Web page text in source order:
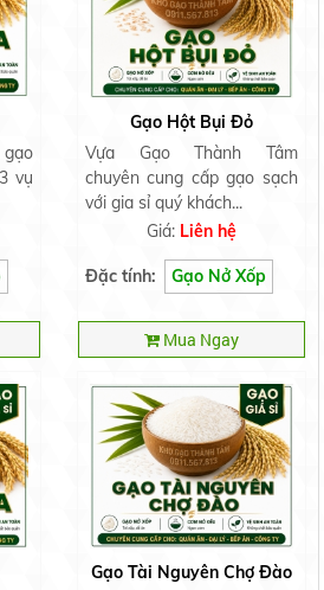
vụ
Gạo Hột Bụi Đỏ
Vựa Gạo Thành Tâm
chuyên cung cấp gạo sạch
với gia sỉ quý khách...
Giá: Liên hệ
Đặc tính: Gạo Nở Xốp
Mua Ngay
Gạo Tài Nguyên Chợ Đào